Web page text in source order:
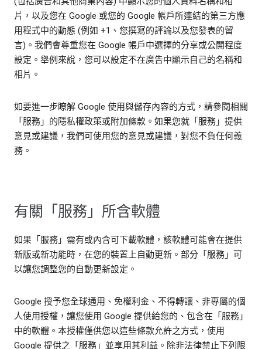
片，以及您在 Google 或您的 Google 帳戶所連結的第三方應
用程式中的動態 (例如 +1、您撰寫的評論以及您發表的留
言)。我們會尊重您在 Google 帳戶中選擇的分享或公開程度
設定。舉例來說，您可以設定不在廣告中顯示自己的名稱和
相片。
如要進一步瞭解 Google 使用與儲存內容的方式，請參閱相關
「服務」的隱私權政策或附加條款。如果您就「服務」提供
意見或建議，我們可使用您的意見或建議，對您不負任何義
務。
有關「服務」所含軟體
如果「服務」需有或內含可下載軟體，該軟體可能會在提供
新版或新功能時，在您的裝置上自動更新。部分「服務」可
以讓您調整您的自動更新設定。
Google 授予您全球通用、免權利金、不得轉讓、非專屬的個
人使用授權，讓您使用 Google 提供給您的、包含在「服務」
中的軟體。本授權僅供您以這些條款允許之方式，使用
Google 提供之「服務」並享用其利益。除非法律禁止下列限